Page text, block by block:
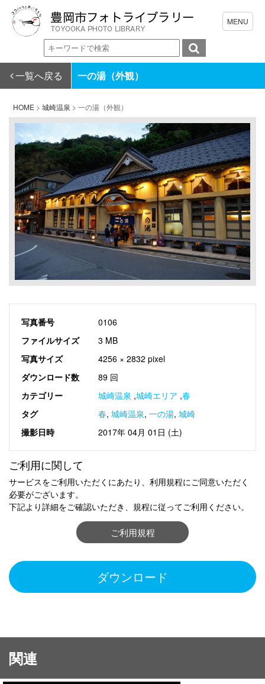
一覧へ戻る 一の湯（外観）
HOME > 城崎温泉 > 一の湯（外観）
写真番号
0106
ファイルサイズ
3 MB
写真サイズ
4256 × 2832 pixel
ダウンロード数
89 回
カテゴリー
城崎温泉 ,城崎エリア ,春
タグ
春, 城崎温泉, 一の湯, 城崎
撮影日時
2017年 04月 01日 (土)
ご利用に関して
サービスをご利用いただくにあたり、利用規程にご同意いただく
必要がございます。
下記より詳細をご確認いただき、規程に従ってご利用ください。
ご利用規程
ダウンロード
関連